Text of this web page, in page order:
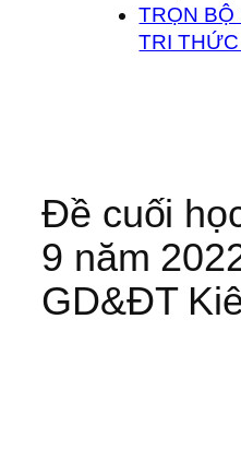
TRỌN BỘ
TRI
Đề cuối
9 năm
GD&ĐT